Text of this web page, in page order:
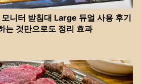
니터 받침대 Large 듀얼 사용 후기
는 것만으로도 정리 효과